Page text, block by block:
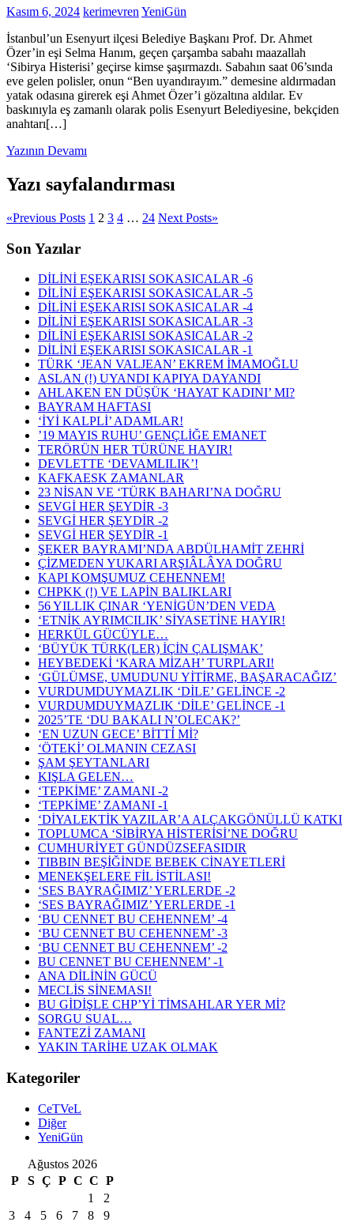
Kasım 6, 2024 kerimevren YeniGün
İstanbul’un Esenyurt ilçesi Belediye Başkanı Prof. Dr. Ahmet
Özer’in eşi Selma Hanım, geçen çarşamba sabahı maazallah
‘Sibirya Histerisi’ geçirse kimse şaşırmazdı. Sabahın saat 06’sında
eve gelen polisler, onun “Ben uyandırayım.” demesine aldırmadan
yatak odasına girerek eşi Ahmet Özer’i gözaltına aldılar. Ev
baskınıyla eş zamanlı olarak polis Esenyurt Belediyesine, bekçiden
anahtarı[…]
Yazının Devamı
Yazı sayfalandırması
«Previous Posts 1 2 3 4 … 24 Next Posts»
Son Yazılar
DİLİNİ EŞEKARISI SOKASICALAR -6
DİLİNİ EŞEKARISI SOKASICALAR -5
DİLİNİ EŞEKARISI SOKASICALAR -4
DİLİNİ EŞEKARISI SOKASICALAR -3
DİLİNİ EŞEKARISI SOKASICALAR -2
DİLİNİ EŞEKARISI SOKASICALAR -1
TÜRK ‘JEAN VALJEAN’ EKREM İMAMOĞLU
ASLAN (!) UYANDI KAPIYA DAYANDI
AHLAKEN EN DÜŞÜK ‘HAYAT KADINI’ MI?
BAYRAM HAFTASI
‘İYİ KALPLİ’ ADAMLAR!
’19 MAYIS RUHU’ GENÇLİĞE EMANET
TERÖRÜN HER TÜRÜNE HAYIR!
DEVLETTE ‘DEVAMLILIK’!
KAFKAESK ZAMANLAR
23 NİSAN VE ‘TÜRK BAHARI’NA DOĞRU
SEVGİ HER ŞEYDİR -3
SEVGİ HER ŞEYDİR -2
SEVGİ HER ŞEYDİR -1
ŞEKER BAYRAMI’NDA ABDÜLHAMİT ZEHRİ
ÇİZMEDEN YUKARI ARŞIÂLÂYA DOĞRU
KAPI KOMŞUMUZ CEHENNEM!
CHPKK (!) VE LAPİN BALIKLARI
56 YILLIK ÇINAR ‘YENİGÜN’DEN VEDA
‘ETNİK AYRIMCILIK’ SİYASETİNE HAYIR!
HERKÜL GÜCÜYLE…
‘BÜYÜK TÜRK(LER) İÇİN ÇALIŞMAK’
HEYBEDEKİ ‘KARA MİZAH’ TURPLARI!
‘GÜLÜMSE, UMUDUNU YİTİRME, BAŞARACAĞIZ’
VURDUMDUYMAZLIK ‘DİLE’ GELİNCE -2
VURDUMDUYMAZLIK ‘DİLE’ GELİNCE -1
2025’TE ‘DU BAKALI N’OLECAK?’
‘EN UZUN GECE’ BİTTỈ Mİ?
‘ÖTEKİ’ OLMANIN CEZASI
ŞAM ŞEYTANLARI
KIŞLA GELEN…
‘TEPKİME’ ZAMANI -2
‘TEPKİME’ ZAMANI -1
‘DİYALEKTİK YAZILAR’A ALÇAKGÖNÜLLÜ KATKI
TOPLUMCA ‘SİBİRYA HİSTERİSİ’NE DOĞRU
CUMHURİYET GÜNDÜZSEFASIDIR
TIBBIN BEŞİĞİNDE BEBEK CİNAYETLERİ
MENEKŞELERE FİL İSTİLASI!
‘SES BAYRAĞIMIZ’ YERLERDE -2
‘SES BAYRAĞIMIZ’ YERLERDE -1
‘BU CENNET BU CEHENNEM’ -4
‘BU CENNET BU CEHENNEM’ -3
‘BU CENNET BU CEHENNEM’ -2
BU CENNET BU CEHENNEM’ -1
ANA DİLİNİN GÜCÜ
MECLİS SİNEMASI!
BU GİDİŞLE CHP’Yİ TİMSAHLAR YER Mİ?
SORGU SUAL…
FANTEZİ ZAMANI
YAKIN TARİHE UZAK OLMAK
Kategoriler
CeTVeL
Diğer
YeniGün
Ağustos 2026
P
S Ç P C C P
1
2
3
4 5 6 7 8
9